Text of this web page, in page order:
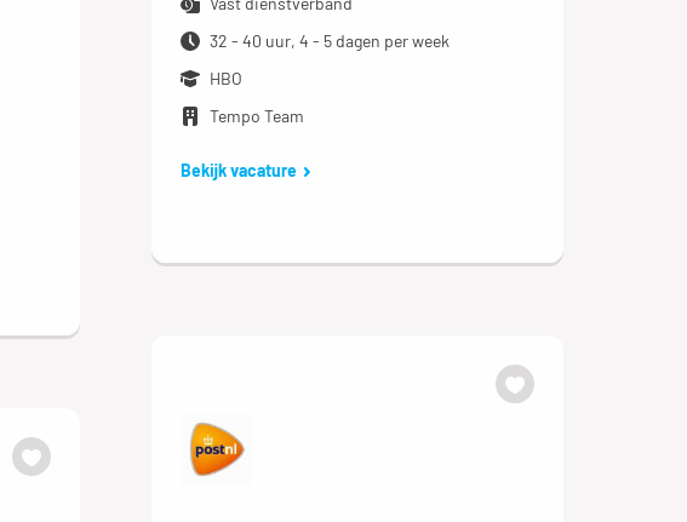
32 - 40 uur, 4 - 5 dagen per week
HBO
Tempo Team
Bekijk vacature